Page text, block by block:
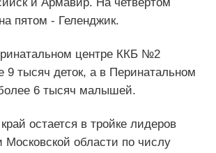
пятом - Геленджик.
центре ККБ №2
9 тысяч деток, а в Перинатальном
6 тысяч малышей.
остается в тройке лидеров
области по числу